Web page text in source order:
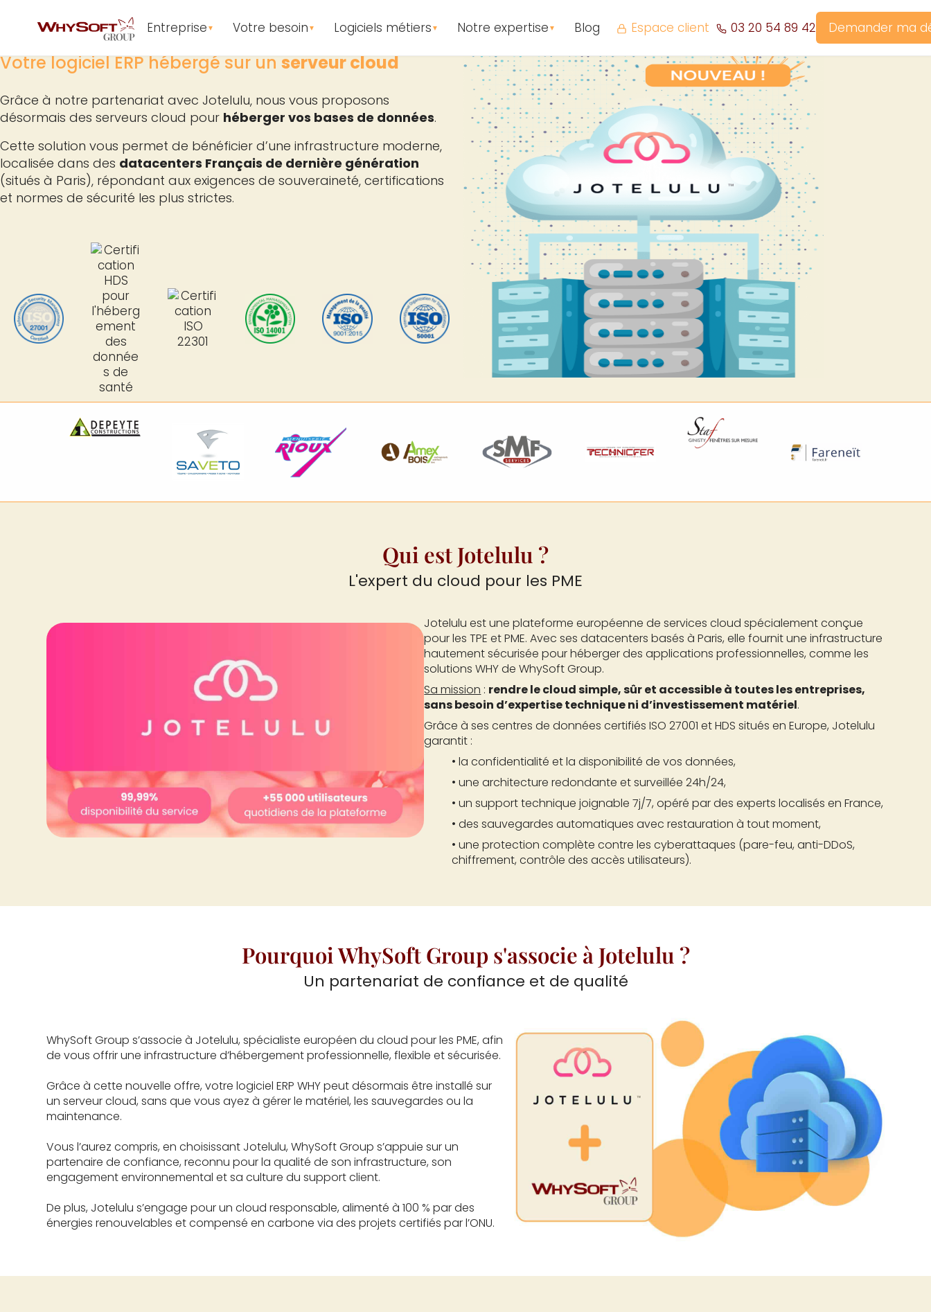
Entreprise ▼ Votre besoin ▼ Logiciels métiers ▼ Notre expertise ▼ Blog Espace client 03 20 54 89 42 Demander ma
NOUVEAU SERVICE
Votre logiciel ERP hébergé sur unserveur cloud
Grâce à notre partenariat avec Jotelulu, nous vous proposons
désormais des serveurs cloud pour héberger vos bases de données.
Cette solution vous permet de bénéficier d’une infrastructure moderne,
localisée dans des datacenters Français de dernière génération
(situés à Paris), répondant aux exigences de souveraineté, certifications
et normes de sécurité les plus strictes.
Qui est Jotelulu ?
L'expert du cloud pour les PME
Jotelulu est une plateforme européenne de services cloud spécialement conçue
pour les TPE et PME. Avec ses datacenters basés à Paris, elle fournit une infrastructure
hautement sécurisée pour héberger des applications professionnelles, comme les
solutions WHY de WhySoft Group.
Sa mission : rendre le cloud simple, sûr et accessible à toutes les entreprises,
sans besoin d’expertise technique ni d’investissement matériel.
Grâce à ses centres de données certifiés ISO 27001 et HDS situés en Europe, Jotelulu
garantit :
• la confidentialité et la disponibilité de vos données,
• une architecture redondante et surveillée 24h/24,
• un support technique joignable 7j/7, opéré par des experts localisés en France,
• des sauvegardes automatiques avec restauration à tout moment,
• une protection complète contre les cyberattaques (pare-feu, anti-DDoS,
chiffrement, contrôle des accès utilisateurs).
Pourquoi WhySoft Group s'associe à Jotelulu ?
Un partenariat de confiance et de qualité
WhySoft Group s’associe à Jotelulu, spécialiste européen du cloud pour les PME, afin
de vous offrir une infrastructure d’hébergement professionnelle, flexible et sécurisée.
Grâce à cette nouvelle offre, votre logiciel ERP WHY peut désormais être installé sur
un serveur cloud, sans que vous ayez à gérer le matériel, les sauvegardes ou la
maintenance.
Vous l’aurez compris, en choisissant Jotelulu, WhySoft Group s’appuie sur un
partenaire de confiance, reconnu pour la qualité de son infrastructure, son
engagement environnemental et sa culture du support client.
De plus, Jotelulu s’engage pour un cloud responsable, alimenté à 100 % par des
énergies renouvelables et compensé en carbone via des projets certifiés par l’ONU.